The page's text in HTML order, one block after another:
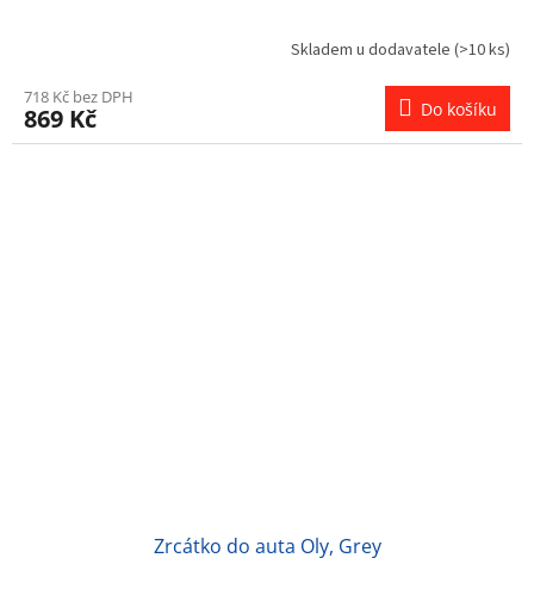
Skladem u dodavatele (>10 ks)
718 Kč bez DPH
869 Kč Do košíku
Zrcátko do auta Oly, Grey